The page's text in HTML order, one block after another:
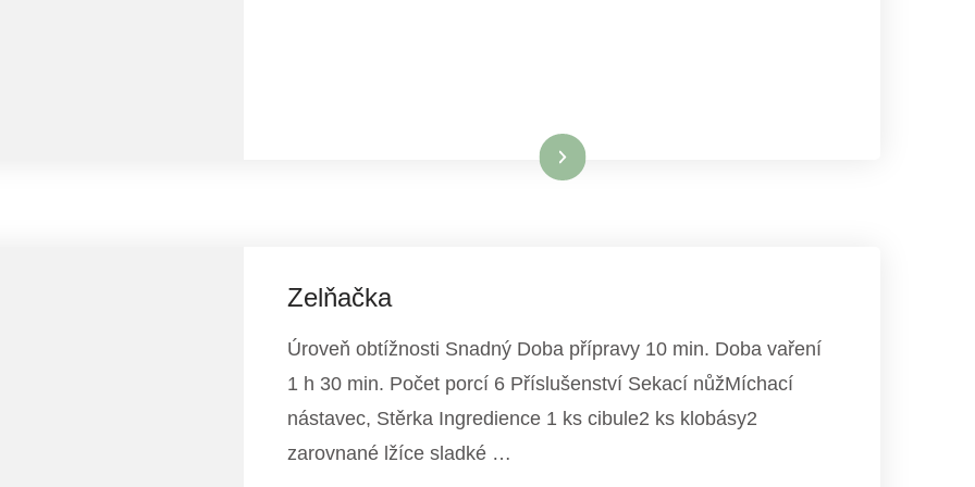
Číst celé
Zelňačka
Úroveň obtížnosti Snadný Doba přípravy 10 min. Doba vaření
1 h 30 min. Počet porcí 6 Příslušenství Sekací nůžMíchací
nástavec, Stěrka Ingredience 1 ks cibule2 ks klobásy2
zarovnané lžíce sladké …